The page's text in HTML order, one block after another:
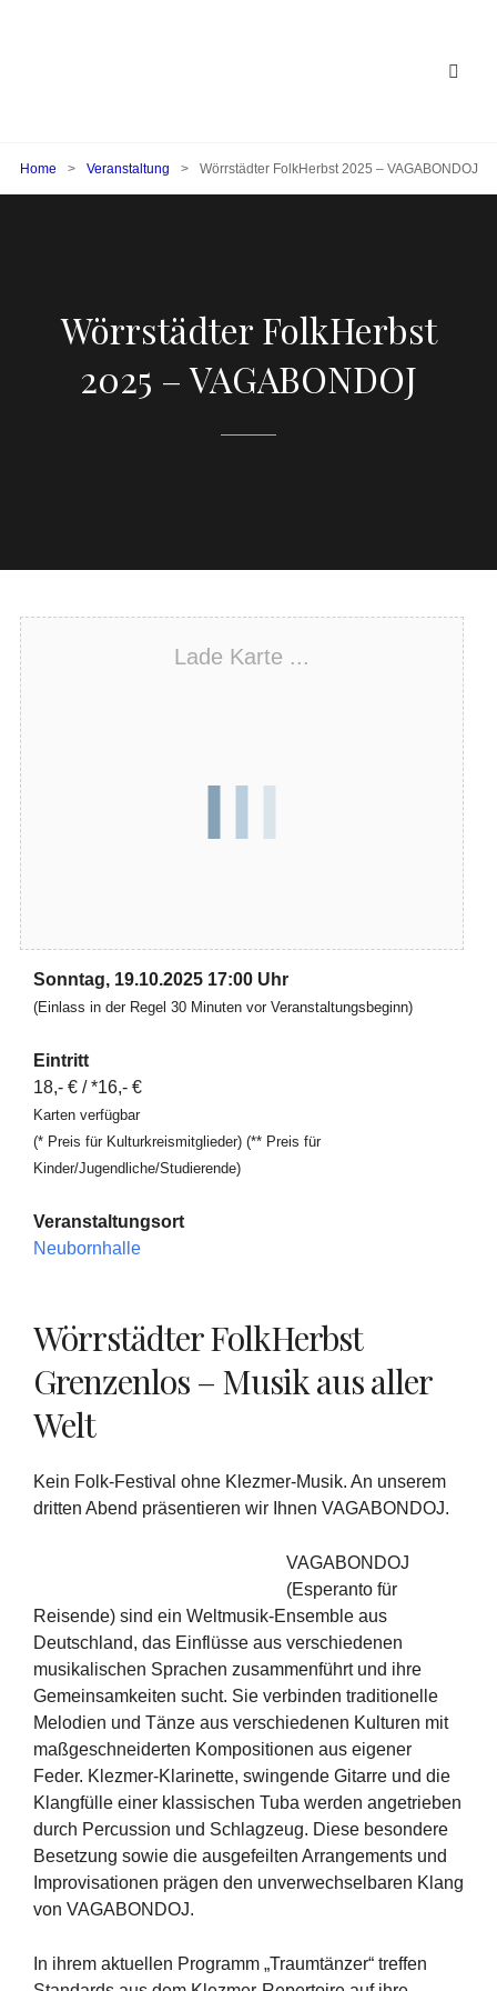
Home > Veranstaltung > Wörrstädter FolkHerbst 2025 – VAGABONDOJ
Wörrstädter FolkHerbst
2025 – VAGABONDOJ
Lade Karte ...
Sonntag, 19.10.2025 17:00 Uhr
(Einlass in der Regel 30 Minuten vor Veranstaltungsbeginn)
Eintritt
18,- € / *16,- €
Karten verfügbar
(* Preis für Kulturkreismitglieder) (** Preis für
Kinder/Jugendliche/Studierende)
Veranstaltungsort
Neubornhalle
Wörrstädter FolkHerbst
Grenzenlos – Musik aus aller
Welt
Kein Folk-Festival ohne Klezmer-Musik. An unserem
dritten Abend präsentieren wir Ihnen VAGABONDOJ.
VAGABONDOJ
(Esperanto für
Reisende) sind ein Weltmusik-Ensemble aus
Deutschland, das Einflüsse aus verschiedenen
musikalischen Sprachen zusammenführt und ihre
Gemeinsamkeiten sucht. Sie verbinden traditionelle
Melodien und Tänze aus verschiedenen Kulturen mit
maßgeschneiderten Kompositionen aus eigener
Feder. Klezmer-Klarinette, swingende Gitarre und die
Klangfülle einer klassischen Tuba werden angetrieben
durch Percussion und Schlagzeug. Diese besondere
Besetzung sowie die ausgefeilten Arrangements und
Improvisationen prägen den unverwechselbaren Klang
von VAGABONDOJ.
In ihrem aktuellen Programm „Traumtänzer“ treffen